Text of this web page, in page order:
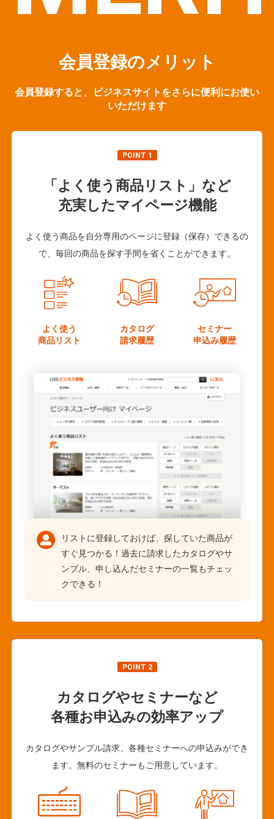
会員登録のメリット
会員登録すると、ビジネスサイトをさらに便利にお使い
いただけます
POINT 1
「よく使う商品リスト」など
充実したマイページ機能
よく使う商品を自分専用のページに登録（保存）できるの
で、毎回の商品を探す手間を省くことができます。
よく使う
商品リスト
カタログ
請求履歴
セミナー
申込み履歴
リストに登録しておけば、探していた商品が
すぐ見つかる！過去に請求したカタログやサ
ンプル、申し込んだセミナーの一覧もチェッ
クできる！
POINT 2
カタログやセミナーなど
各種お申込みの効率アップ
カタログやサンプル請求、各種セミナーへの申込みができ
ます。無料のセミナーもご用意しています。